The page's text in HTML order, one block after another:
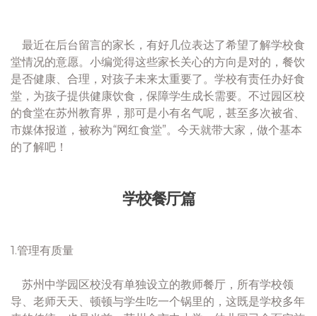
最近在后台留言的家长，有好几位表达了希望了解学校食
堂情况的意愿。小编觉得这些家长关心的方向是对的，餐饮
是否健康、合理，对孩子未来太重要了。学校有责任办好食
堂，为孩子提供健康饮食，保障学生成长需要。不过园区校
的食堂在苏州教育界，那可是小有名气呢，甚至多次被省、
市媒体报道，被称为“网红食堂”。今天就带大家，做个基本
的了解吧！
学校餐厅篇
1.管理有质量
苏州中学园区校没有单独设立的教师餐厅，所有学校领
导、老师天天、顿顿与学生吃一个锅里的，这既是学校多年